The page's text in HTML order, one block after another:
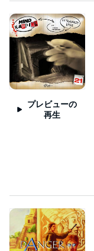
プレビューの
再生